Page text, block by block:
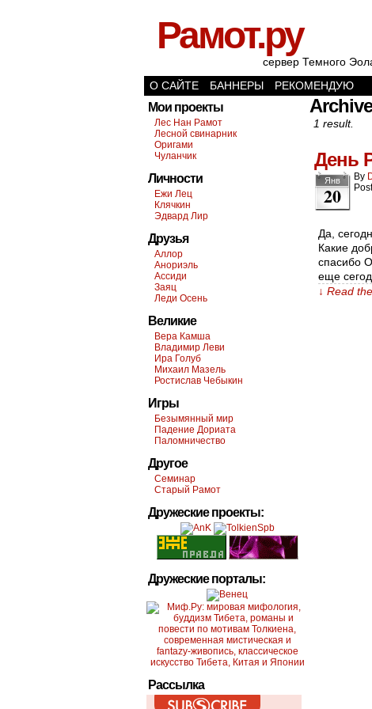
Рамот.ру
сервер Темного
О САЙТЕ
БАННЕРЫ РЕКОМЕНДУЮ
Мои проекты
Лес Нан Рамот
Лесной свинарник
Оригами
Чуланчик
Личности
Ежи Лец
Клячкин
Эдвард Лир
Друзья
Аллор
Анориэль
Ассиди
Заяц
Леди Осень
Великие
Вера Камша
Владимир Леви
Ира Голуб
Михаил Мазель
Ростислав Чебыкин
Игры
Безымянный мир
Падение Дориата
Паломничество
Другое
Семинар
Старый Рамот
Дружеские проекты:
Дружеские порталы:
Рассылка
1 result.
День
Янв
20
By
Да,
Какие
спасибо
еще
↓ Read